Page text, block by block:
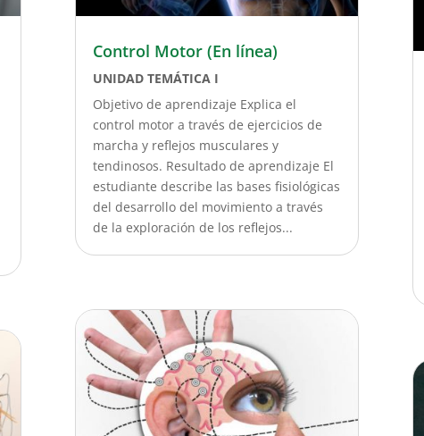
Control Motor (En línea)
UNIDAD TEMÁTICA I
Objetivo de aprendizaje Explica el
control motor a través de ejercicios de
marcha y reflejos musculares y
tendinosos. Resultado de aprendizaje El
estudiante describe las bases fisiológicas
del desarrollo del movimiento a través
de la exploración de los reflejos...